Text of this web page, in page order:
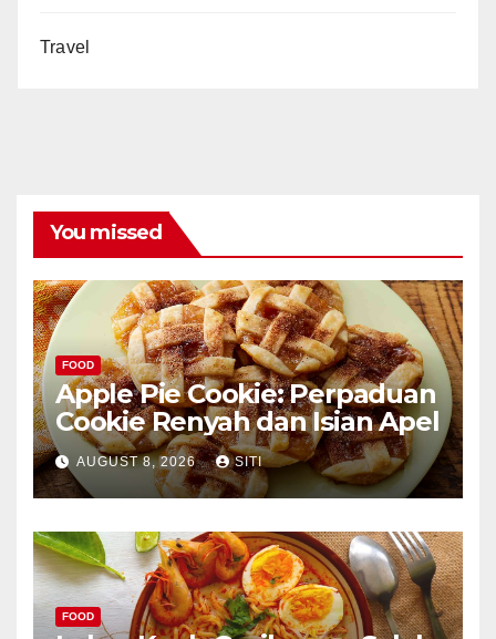
Travel
You missed
FOOD
Apple Pie Cookie: Perpaduan
Cookie Renyah dan Isian Apel
AUGUST 8, 2026 SITI
FOOD